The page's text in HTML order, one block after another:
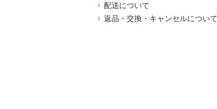
配送について
返品・交換・キャンセルについて